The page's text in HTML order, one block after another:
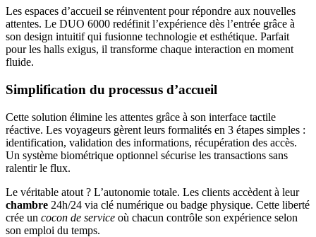
Les espaces d’accueil se réinventent pour répondre aux nouvelles
attentes. Le DUO 6000 redéfinit l’expérience dès l’entrée grâce à
son design intuitif qui fusionne technologie et esthétique. Parfait
pour les halls exigus, il transforme chaque interaction en moment
fluide.
Simplification du processus d’accueil
Cette solution élimine les attentes grâce à son interface tactile
réactive. Les voyageurs gèrent leurs formalités en 3 étapes simples :
identification, validation des informations, récupération des accès.
Un système biométrique optionnel sécurise les transactions sans
ralentir le flux.
Le véritable atout ? L’autonomie totale. Les clients accèdent à leur
chambre 24h/24 via clé numérique ou badge physique. Cette liberté
crée un cocon de service où chacun contrôle son expérience selon
son emploi du temps.